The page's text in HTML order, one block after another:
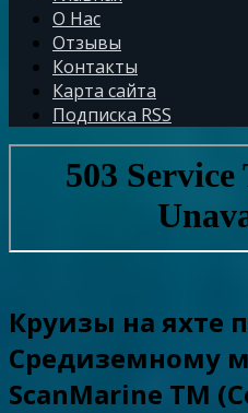
О Нас
Отзывы
Контакты
Карта сайта
Подписка RSS
Круизы на яхте
Средиземному
ScanMarine TM